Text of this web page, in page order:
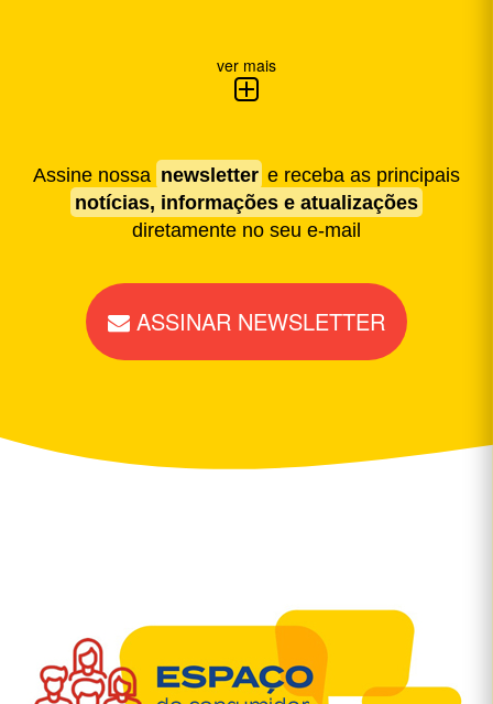
ver mais
Assine nossa newsletter e receba as principais
notícias, informações e atualizações
diretamente no seu e-mail
ASSINAR NEWSLETTER